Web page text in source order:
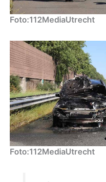
Foto:112MediaUtrecht
Foto:112MediaUtrecht